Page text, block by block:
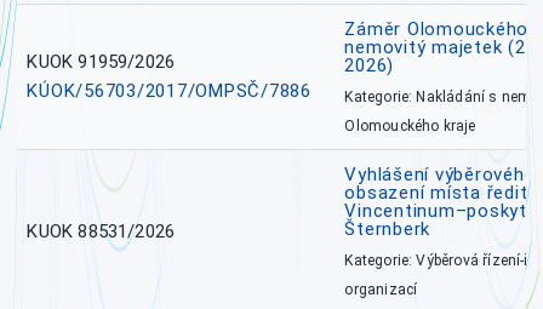
KUOK 91959/2026
KÚOK/56703/2017/OMPSČ/7886
Záměr Olomouckého
nemovitý majetek
2026)
Kategorie: Nakládání s
Olomouckého kraje
KUOK 88531/2026
Vyhlášení výběrového
obsazení místa
Šternberk
Kategorie: Výběrová řízení-
organizací